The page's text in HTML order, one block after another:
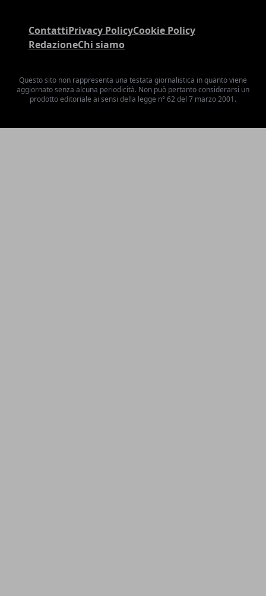
ContattiPrivacy PolicyCookie Policy
RedazioneChi siamo
Questo sito non rappresenta una testata giornalistica in quanto viene
aggiornato senza alcuna periodicità. Non può pertanto considerarsi un
prodotto editoriale ai sensi della legge n° 62 del 7 marzo 2001.